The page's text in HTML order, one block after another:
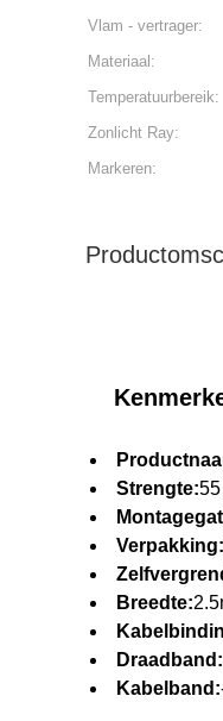
Vlam - vertrager:
Materiaal:
Temperatuurbereik:
Zonlicht Ray:
Markeren:
Strengte:
Verpakking:
Breedte:
Draadband:
Kabelband: